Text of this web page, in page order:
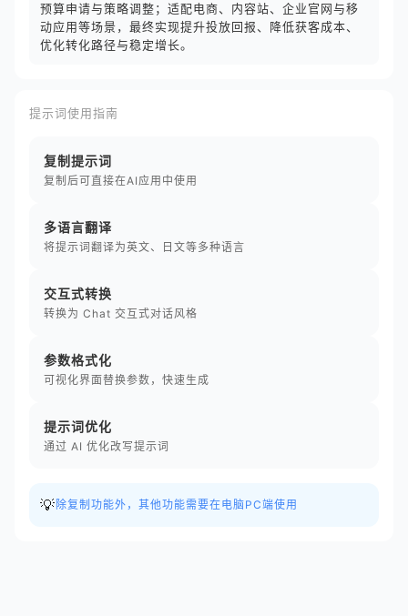
预算申请与策略调整；适配电商、内容站、企业官网与移
动应用等场景，最终实现提升投放回报、降低获客成本、
优化转化路径与稳定增长。
提示词使用指南
复制提示词
复制后可直接在AI应用中使用
多语言翻译
将提示词翻译为英文、日文等多种语言
交互式转换
转换为 Chat 交互式对话风格
参数格式化
可视化界面替换参数，快速生成
提示词优化
通过 AI 优化改写提示词
💡 除复制功能外，其他功能需要在电脑PC端使用